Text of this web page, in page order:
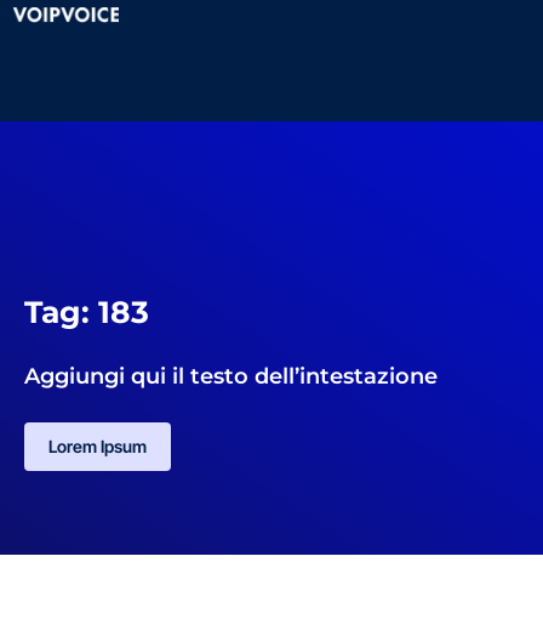
Tag: 183
Aggiungi qui il testo dell’intestazione
Lorem Ipsum